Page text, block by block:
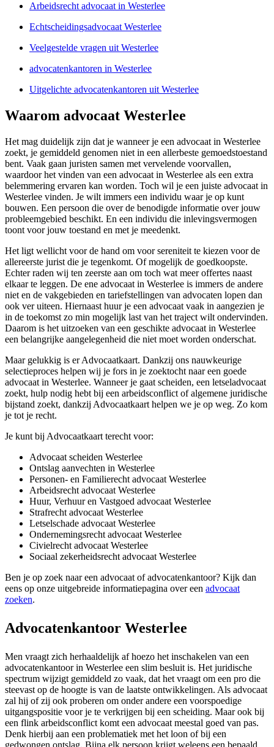
Arbeidsrecht advocaat in Westerlee
Echtscheidingsadvocaat Westerlee
Veelgestelde vragen uit Westerlee
advocatenkantoren in Westerlee
Uitgelichte advocatenkantoren uit Westerlee
Waarom advocaat Westerlee
Het mag duidelijk zijn dat je wanneer je een advocaat in Westerlee
zoekt, je gemiddeld genomen niet in een allerbeste gemoedstoestand
bent. Vaak gaan juristen samen met vervelende voorvallen,
waardoor het vinden van een advocaat in Westerlee als een extra
belemmering ervaren kan worden. Toch wil je een juiste advocaat in
Westerlee vinden. Je wilt immers een individu waar je op kunt
bouwen. Een persoon die over de benodigde informatie over jouw
probleemgebied beschikt. En een individu die inlevingsvermogen
toont voor jouw toestand en met je meedenkt.
Het ligt wellicht voor de hand om voor sereniteit te kiezen voor de
allereerste jurist die je tegenkomt. Of mogelijk de goedkoopste.
Echter raden wij ten zeerste aan om toch wat meer offertes naast
elkaar te leggen. De ene advocaat in Westerlee is immers de andere
niet en de vakgebieden en tariefstellingen van advocaten lopen dan
ook ver uiteen. Hiernaast huur je een advocaat vaak in aangezien je
in de toekomst zo min mogelijk last van het traject wilt ondervinden.
Daarom is het uitzoeken van een geschikte advocaat in Westerlee
een belangrijke aangelegenheid die niet moet worden onderschat.
Maar gelukkig is er Advocaatkaart. Dankzij ons nauwkeurige
selectieproces helpen wij je fors in je zoektocht naar een goede
advocaat in Westerlee. Wanneer je gaat scheiden, een letseladvocaat
zoekt, hulp nodig hebt bij een arbeidsconflict of algemene juridische
bijstand zoekt, dankzij Advocaatkaart helpen we je op weg. Zo kom
je tot je recht.
Je kunt bij Advocaatkaart terecht voor:
Advocaat scheiden Westerlee
Ontslag aanvechten in Westerlee
Personen- en Familierecht advocaat Westerlee
Arbeidsrecht advocaat Westerlee
Huur, Verhuur en Vastgoed advocaat Westerlee
Strafrecht advocaat Westerlee
Letselschade advocaat Westerlee
Ondernemingsrecht advocaat Westerlee
Civielrecht advocaat Westerlee
Sociaal zekerheidsrecht advocaat Westerlee
Ben je op zoek naar een advocaat of advocatenkantoor? Kijk dan
eens op onze uitgebreide informatiepagina over een advocaat
zoeken.
Advocatenkantoor Westerlee
Men vraagt zich herhaaldelijk af hoezo het inschakelen van een
advocatenkantoor in Westerlee een slim besluit is. Het juridische
spectrum wijzigt gemiddeld zo vaak, dat het vraagt om een pro die
steevast op de hoogte is van de laatste ontwikkelingen. Als advocaat
zal hij of zij ook proberen om onder andere een voorspoedige
uitgangspositie voor je te verkrijgen bij een scheiding. Maar ook bij
een flink arbeidsconflict komt een advocaat meestal goed van pas.
Denk hierbij aan een problematiek met het loon of bij een
gedwongen ontslag. Bijna elk persoon krijgt weleens een bepaald